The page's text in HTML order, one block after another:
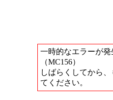
一時的なエラーが発
（MC156）
しばらくしてから
てください。